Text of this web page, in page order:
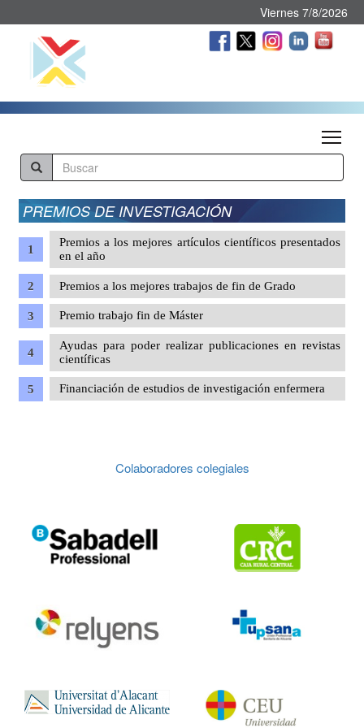
Viernes 7/8/2026
PREMIOS DE INVESTIGACIÓN
Premios a los mejores artículos científicos presentados
en el año
Premios a los mejores trabajos de fin de Grado
Premio trabajo fin de Máster
Ayudas para poder realizar publicaciones en revistas
científicas
Financiación de estudios de investigación enfermera
Colaboradores colegiales